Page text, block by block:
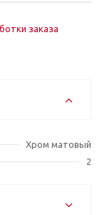
заказа
Хром матовый
2